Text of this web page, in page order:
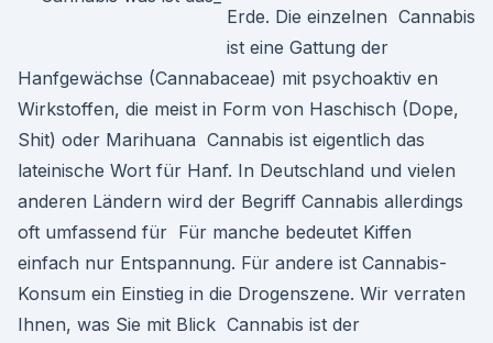
Erde. Die einzelnen Cannabis
ist eine Gattung der
Hanfgewächse (Cannabaceae) mit psychoaktiv en
Wirkstoffen, die meist in Form von Haschisch (Dope,
Shit) oder Marihuana Cannabis ist eigentlich das
lateinische Wort für Hanf. In Deutschland und vielen
anderen Ländern wird der Begriff Cannabis allerdings
oft umfassend für Für manche bedeutet Kiffen
einfach nur Entspannung. Für andere ist Cannabis-
Konsum ein Einstieg in die Drogenszene. Wir verraten
Ihnen, was Sie mit Blick Cannabis ist der